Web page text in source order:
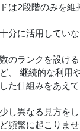
は2段階のみを維
分に活用してい
のランクを設け
、 継続的な利用
た仕組みをあえ
し異なる見方を
頻繁に起こりま